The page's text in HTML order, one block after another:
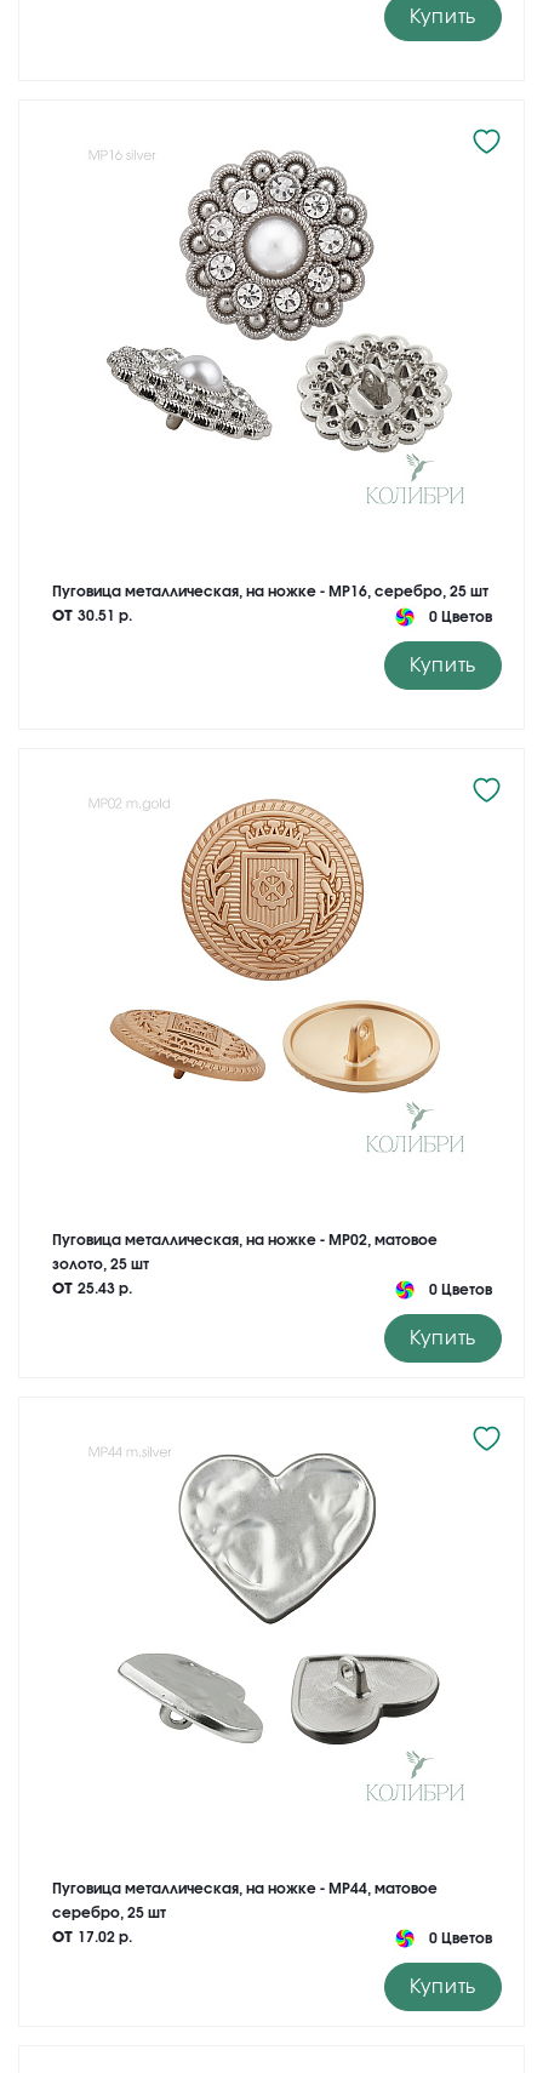
Купить
Пуговица металлическая, на ножке - MP16, серебро, 25 шт
от 30.51 р. 0 Цветов
Купить
Пуговица металлическая, на ножке - MP02, матовое
золото, 25 шт
от 25.43 р. 0 Цветов
Купить
Пуговица металлическая, на ножке - MP44, матовое
серебро, 25 шт
от 17.02 р. 0 Цветов
Купить